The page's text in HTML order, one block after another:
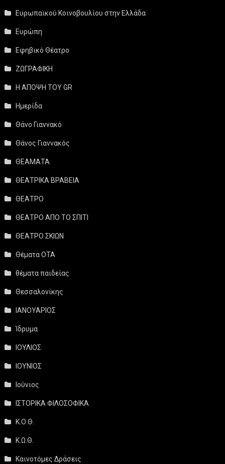
Ευρωπαϊκού Κοινοβουλίου στην Ελλάδα
Ευρώπη
Εφηβικό Θέατρο
ΖΩΓΡΑΦΙΚΗ
Η ΑΠΟΨΗ ΤΟΥ GR
Ημερίδα
Θάνο Γιαννακό
Θάνος Γιαννακός
ΘΕΑΜΑΤΑ
ΘΕΑΤΡΙΚΑ ΒΡΑΒΕΙΑ
ΘΕΑΤΡΟ
ΘΕΑΤΡΟ ΑΠΟ ΤΟ ΣΠΙΤΙ
ΘΕΑΤΡΟ ΣΚΙΩΝ
Θέματα ΟΤΑ
θέματα παιδείας
Θεσσαλονίκης
ΙΑΝΟΥΑΡΙΟΣ
Ίδρυμα
ΙΟΥΛΙΟΣ
ΙΟΥΝΙΟΣ
Ιούνιος
ΙΣΤΟΡΙΚΑ ΦΙΛΟΣΟΦΙΚΑ
Κ.Ο.Θ.
Κ.Ω.Θ.
Καινοτόμες Δράσεις